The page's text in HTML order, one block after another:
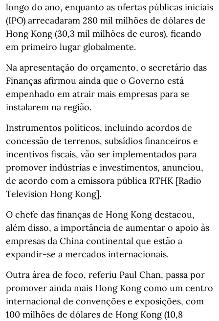
longo do ano, enquanto as ofertas públicas iniciais
(IPO) arrecadaram 280 mil milhões de dólares de
Hong Kong (30,3 mil milhões de euros), ficando
em primeiro lugar globalmente.
Na apresentação do orçamento, o secretário das
Finanças afirmou ainda que o Governo está
empenhado em atrair mais empresas para se
instalarem na região.
Instrumentos políticos, incluindo acordos de
concessão de terrenos, subsídios financeiros e
incentivos fiscais, vão ser implementados para
promover indústrias e investimentos, anunciou,
de acordo com a emissora pública RTHK [Radio
Television Hong Kong].
O chefe das finanças de Hong Kong destacou,
além disso, a importância de aumentar o apoio às
empresas da China continental que estão a
expandir-se a mercados internacionais.
Outra área de foco, referiu Paul Chan, passa por
promover ainda mais Hong Kong como um centro
internacional de convenções e exposições, com
100 milhões de dólares de Hong Kong (10,8